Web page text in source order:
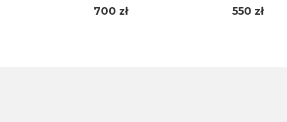
700 zł 550 zł